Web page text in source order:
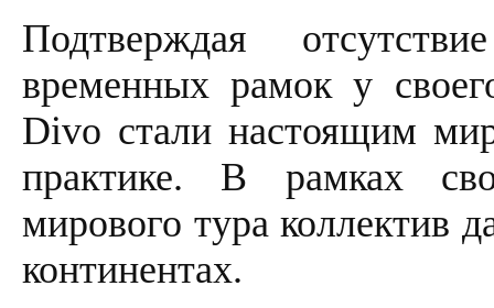
Подтверждая
временных рамок у
Divo стали настоящим
практике. В рамках
мирового тура коллектив
континентах.